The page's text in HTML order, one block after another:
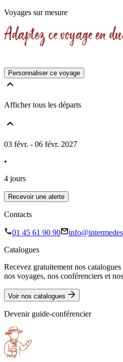
Voyages sur mesure
Personnaliser ce voyage
Afficher tous les départs
03 févr. - 06 févr. 2027
•
4 jours
Recevoir une alerte
Contacts
01 45 61 90 90
Catalogues
Recevez gratuitement nos
nos voyages, nos conférenciers et
Voir nos catalogues
Devenir guide-conférencier